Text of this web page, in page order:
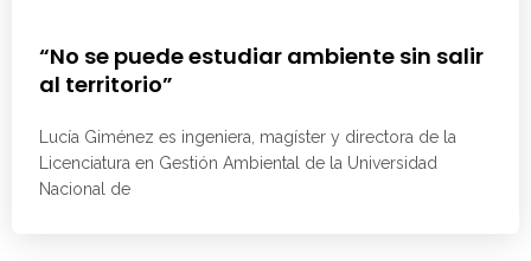
“No se puede estudiar ambiente sin salir
al territorio”
Lucía Giménez es ingeniera, magíster y directora de la
Licenciatura en Gestión Ambiental de la Universidad
Nacional de